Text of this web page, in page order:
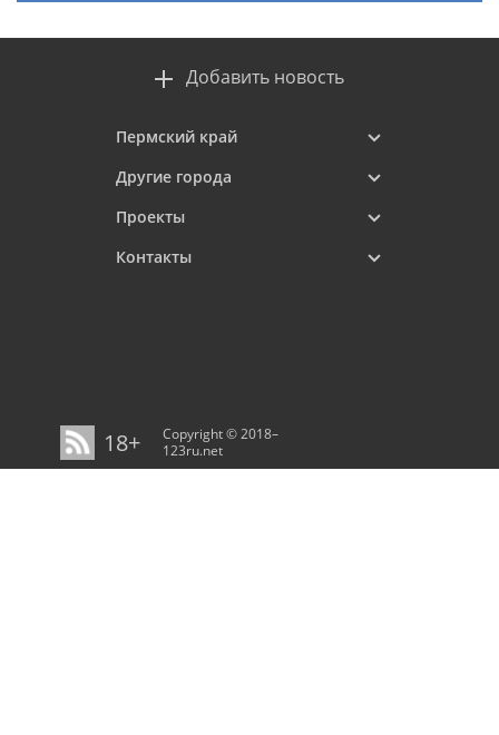
Добавить новость
Пермский край
Другие города
Проекты
Контакты
18+
Copyright © 2018–
123ru.net